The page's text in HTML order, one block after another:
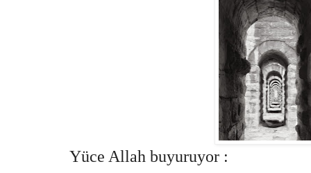
Yüce Allah buyuruyor :